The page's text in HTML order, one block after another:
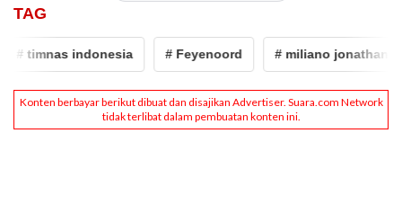
TAG
# timnas indonesia # Feyenoord # miliano jonathans